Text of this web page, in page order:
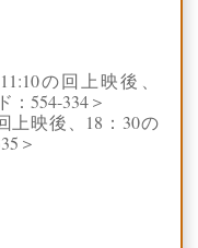
の回上映後、
：554-334＞
上映後、18：30の
＞